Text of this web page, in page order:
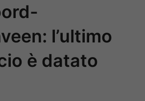
l’ultimo
è datato